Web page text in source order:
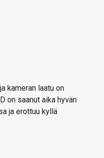
kameran laatu on
on saanut aika hyvän
ja erottuu kyllä